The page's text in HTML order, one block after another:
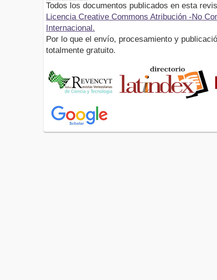
Todos los documentos publicados en esta
Licencia Creative Commons Atribución -No
Internacional.
Por lo que el envío, procesamiento y
totalmente gratuito.